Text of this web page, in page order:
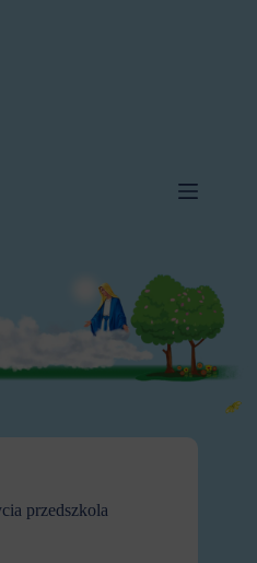
przedszkola